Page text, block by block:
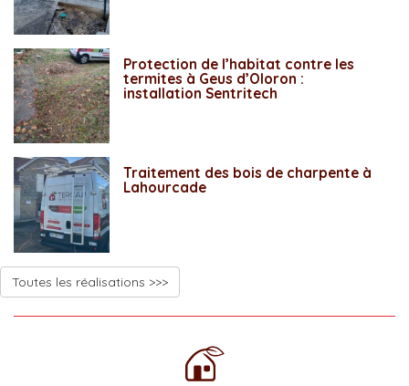
Protection de l’habitat contre les
termites à Geus d’Oloron :
installation Sentritech
Traitement des bois de charpente à
Lahourcade
Toutes les réalisations >>>